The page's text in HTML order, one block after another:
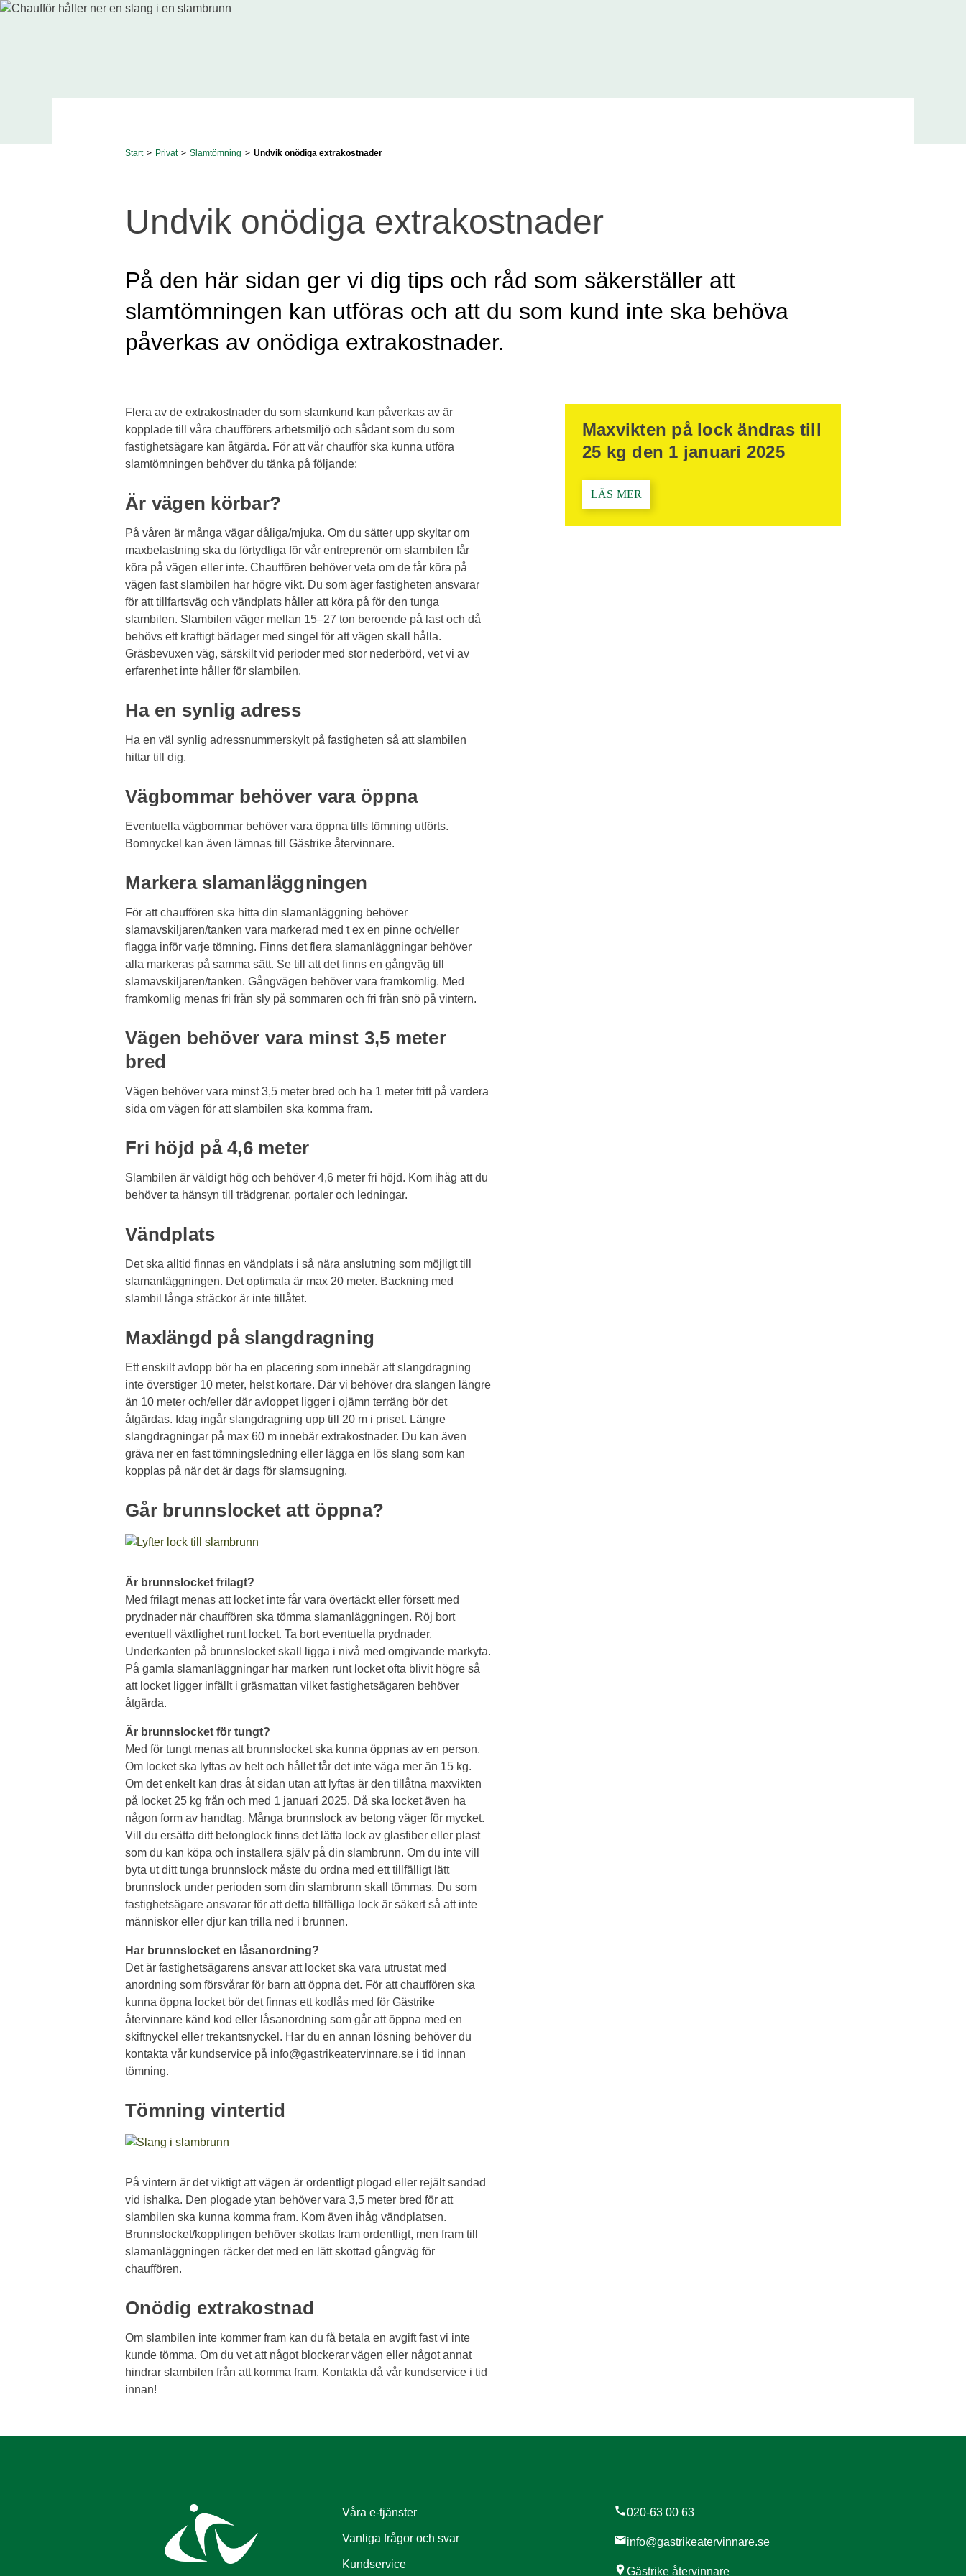
Start > Privat > Slamtömning > Undvik onödiga extrakostnader
Undvik onödiga extrakostnader
På den här sidan ger vi dig tips och råd som säkerställer att
slamtömningen kan utföras och att du som kund inte ska behöva
påverkas av onödiga extrakostnader.
Flera av de extrakostnader du som slamkund kan påverkas av är
kopplade till våra chaufförers arbetsmiljö och sådant som du som
fastighetsägare kan åtgärda. För att vår chaufför ska kunna utföra
slamtömningen behöver du tänka på följande:
Är vägen körbar?
På våren är många vägar dåliga/mjuka. Om du sätter upp skyltar om
maxbelastning ska du förtydliga för vår entreprenör om slambilen får
köra på vägen eller inte. Chauffören behöver veta om de får köra på
vägen fast slambilen har högre vikt. Du som äger fastigheten ansvarar
för att tillfartsväg och vändplats håller att köra på för den tunga
slambilen. Slambilen väger mellan 15–27 ton beroende på last och då
behövs ett kraftigt bärlager med singel för att vägen skall hålla.
Gräsbevuxen väg, särskilt vid perioder med stor nederbörd, vet vi av
erfarenhet inte håller för slambilen.
Ha en synlig adress
Ha en väl synlig adressnummerskylt på fastigheten så att slambilen
hittar till dig.
Vägbommar behöver vara öppna
Eventuella vägbommar behöver vara öppna tills tömning utförts.
Bomnyckel kan även lämnas till Gästrike återvinnare.
Markera slamanläggningen
För att chauffören ska hitta din slamanläggning behöver
slamavskiljaren/tanken vara markerad med t ex en pinne och/eller
flagga inför varje tömning. Finns det flera slamanläggningar behöver
alla markeras på samma sätt. Se till att det finns en gångväg till
slamavskiljaren/tanken. Gångvägen behöver vara framkomlig. Med
framkomlig menas fri från sly på sommaren och fri från snö på vintern.
Vägen behöver vara minst 3,5 meter
bred
Vägen behöver vara minst 3,5 meter bred och ha 1 meter fritt på vardera
sida om vägen för att slambilen ska komma fram.
Fri höjd på 4,6 meter
Slambilen är väldigt hög och behöver 4,6 meter fri höjd. Kom ihåg att du
behöver ta hänsyn till trädgrenar, portaler och ledningar.
Vändplats
Det ska alltid finnas en vändplats i så nära anslutning som möjligt till
slamanläggningen. Det optimala är max 20 meter. Backning med
slambil långa sträckor är inte tillåtet.
Maxlängd på slangdragning
Ett enskilt avlopp bör ha en placering som innebär att slangdragning
inte överstiger 10 meter, helst kortare. Där vi behöver dra slangen längre
än 10 meter och/eller där avloppet ligger i ojämn terräng bör det
åtgärdas. Idag ingår slangdragning upp till 20 m i priset. Längre
slangdragningar på max 60 m innebär extrakostnader. Du kan även
gräva ner en fast tömningsledning eller lägga en lös slang som kan
kopplas på när det är dags för slamsugning.
Går brunnslocket att öppna?
Är brunnslocket frilagt?
Med frilagt menas att locket inte får vara övertäckt eller försett med
prydnader när chauffören ska tömma slamanläggningen. Röj bort
eventuell växtlighet runt locket. Ta bort eventuella prydnader.
Underkanten på brunnslocket skall ligga i nivå med omgivande markyta.
På gamla slamanläggningar har marken runt locket ofta blivit högre så
att locket ligger infällt i gräsmattan vilket fastighetsägaren behöver
åtgärda.
Är brunnslocket för tungt?
Med för tungt menas att brunnslocket ska kunna öppnas av en person.
Om locket ska lyftas av helt och hållet får det inte väga mer än 15 kg.
Om det enkelt kan dras åt sidan utan att lyftas är den tillåtna maxvikten
på locket 25 kg från och med 1 januari 2025. Då ska locket även ha
någon form av handtag. Många brunnslock av betong väger för mycket.
Vill du ersätta ditt betonglock finns det lätta lock av glasfiber eller plast
som du kan köpa och installera själv på din slambrunn. Om du inte vill
byta ut ditt tunga brunnslock måste du ordna med ett tillfälligt lätt
brunnslock under perioden som din slambrunn skall tömmas. Du som
fastighetsägare ansvarar för att detta tillfälliga lock är säkert så att inte
människor eller djur kan trilla ned i brunnen.
Har brunnslocket en låsanordning?
Det är fastighetsägarens ansvar att locket ska vara utrustat med
anordning som försvårar för barn att öppna det. För att chauffören ska
kunna öppna locket bör det finnas ett kodlås med för Gästrike
återvinnare känd kod eller låsanordning som går att öppna med en
skiftnyckel eller trekantsnyckel. Har du en annan lösning behöver du
kontakta vår kundservice på info@gastrikeatervinnare.se i tid innan
tömning.
Tömning vintertid
På vintern är det viktigt att vägen är ordentligt plogad eller rejält sandad
vid ishalka. Den plogade ytan behöver vara 3,5 meter bred för att
slambilen ska kunna komma fram. Kom även ihåg vändplatsen.
Brunnslocket/kopplingen behöver skottas fram ordentligt, men fram till
slamanläggningen räcker det med en lätt skottad gångväg för
chauffören.
Onödig extrakostnad
Om slambilen inte kommer fram kan du få betala en avgift fast vi inte
kunde tömma. Om du vet att något blockerar vägen eller något annat
hindrar slambilen från att komma fram. Kontakta då vår kundservice i tid
innan!
Maxvikten på lock ändras till
25 kg den 1 januari 2025
LÄS MER
Våra e-tjänster
Vanliga frågor och svar
Kundservice
call020-63 00 63
mailinfo@gastrikeatervinnare.se
location_onGästrike återvinnare